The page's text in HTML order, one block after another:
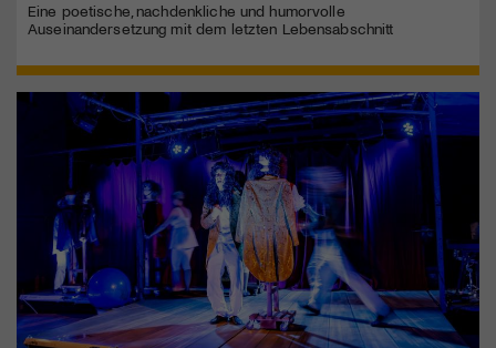
Eine poetische, nachdenkliche und humorvolle
Auseinandersetzung mit dem letzten Lebensabschnitt